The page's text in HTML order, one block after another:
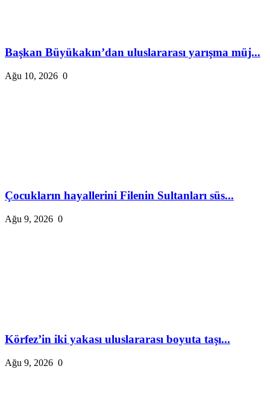
Başkan Büyükakın’dan uluslararası yarışma müj...
Ağu 10, 2026 0
Çocukların hayallerini Filenin Sultanları süs...
Ağu 9, 2026 0
Körfez’in iki yakası uluslararası boyuta taşı...
Ağu 9, 2026 0